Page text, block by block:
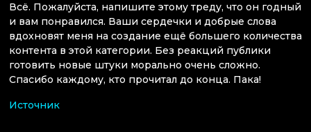
Всё. Пожалуйста, напишите этому треду, что он годный
и вам понравился. Ваши сердечки и добрые слова
вдохновят меня на создание ещё большего количества
контента в этой категории. Без реакций публики
готовить новые штуки морально очень сложно.
Спасибо каждому, кто прочитал до конца. Пака!
Источник